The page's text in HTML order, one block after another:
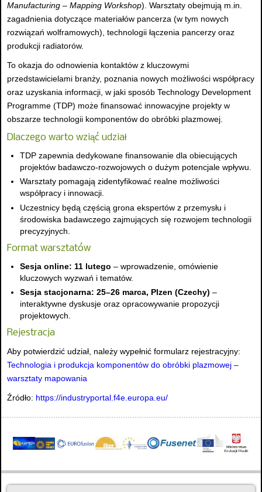
Manufacturing – Mapping Workshop). Warsztaty obejmują m.in.
zagadnienia dotyczące materiałów pancerza (w tym nowych
rozwiązań wolframowych), technologii łączenia pancerzy oraz
produkcji radiatorów.
To okazja do odnowienia kontaktów z kluczowymi
przedstawicielami branży, poznania nowych możliwości współpracy
oraz uzyskania informacji, w jaki sposób Technology Development
Programme (TDP) może finansować innowacyjne projekty w
obszarze technologii komponentów do obróbki plazmowej.
Dlaczego warto wziąć udział
TDP zapewnia dedykowane finansowanie dla obiecujących
projektów badawczo-rozwojowych o dużym potencjale wpływu.
Warsztaty pomagają zidentyfikować realne możliwości
współpracy i innowacji.
Uczestnicy będą częścią grona ekspertów z przemysłu i
środowiska badawczego zajmujących się rozwojem technologii
precyzyjnych.
Format warsztatów
Sesja online: 11 lutego – wprowadzenie, omówienie
kluczowych wyzwań i tematów.
Sesja stacjonarna: 25–26 marca, Plzen (Czechy) –
interaktywne dyskusje oraz opracowywanie propozycji
projektowych.
Rejestracja
Aby potwierdzić udział, należy wypełnić formularz rejestracyjny:
Technologia i produkcja komponentów do obróbki plazmowej –
warsztaty mapowania
Źródło: https://industryportal.f4e.europa.eu/